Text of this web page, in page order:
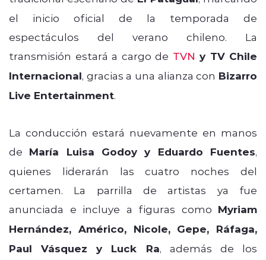
el inicio oficial de la temporada de
espectáculos del verano chileno. La
transmisión estará a cargo de TVN y TV Chile
Internacional, gracias a una alianza con Bizarro
Live Entertainment.
La conducción estará nuevamente en manos
de María Luisa Godoy y Eduardo Fuentes,
quienes liderarán las cuatro noches del
certamen. La parrilla de artistas ya fue
anunciada e incluye a figuras como Myriam
Hernández, Américo, Nicole, Gepe, Ráfaga,
Paul Vásquez y Luck Ra, además de los